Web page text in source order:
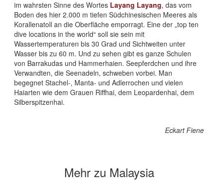
im wahrsten Sinne des Wortes Layang Layang, das vom
Boden des hier 2.000 m tiefen Südchinesischen Meeres als
Korallenatoll an die Oberfläche emporragt. Eine der „top ten
dive locations in the world“ soll sie sein mit
Wassertemperaturen bis 30 Grad und Sichtweiten unter
Wasser bis zu 60 m. Und zu sehen gibt es ganze Schulen
von Barrakudas und Hammerhaien. Seepferdchen und ihre
Verwandten, die Seenadeln, schweben vorbei. Man
begegnet Stachel-, Manta- und Adlerrochen und vielen
Haiarten wie dem Grauen Riffhai, dem Leopardenhai, dem
Silberspitzenhai.
Eckart Fiene
Mehr zu Malaysia